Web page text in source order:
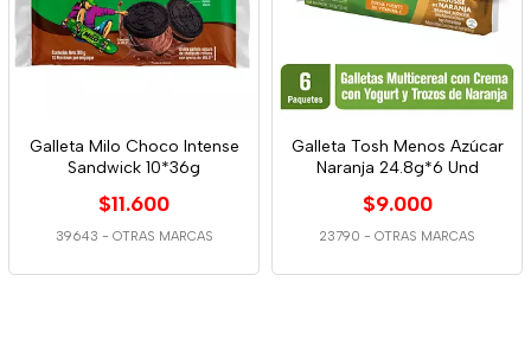
Galleta Milo Choco Intense
Sandwick 10*36g
$11.600
39643 - OTRAS MARCAS
Galleta Tosh Menos Azúcar
Naranja 24.8g*6 Und
$9.000
23790 - OTRAS MARCAS